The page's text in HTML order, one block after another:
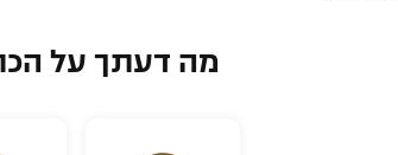
מה דעתך על